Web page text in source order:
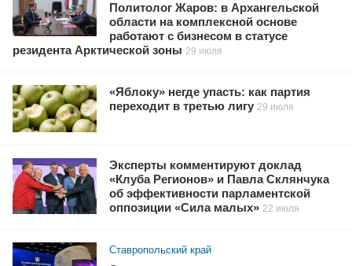
Политолог Жаров: в Архангельской
области на комплексной основе
работают с бизнесом в статусе
резидента Арктической зоны 29 июля
«Яблоку» негде упасть: как партия
переходит в третью лигу 29 июля
Эксперты комментируют доклад
«Клуба Регионов» и Павла Склянчука
об эффективности парламентской
оппозиции «Сила малых» 22 июля
Ставропольский край